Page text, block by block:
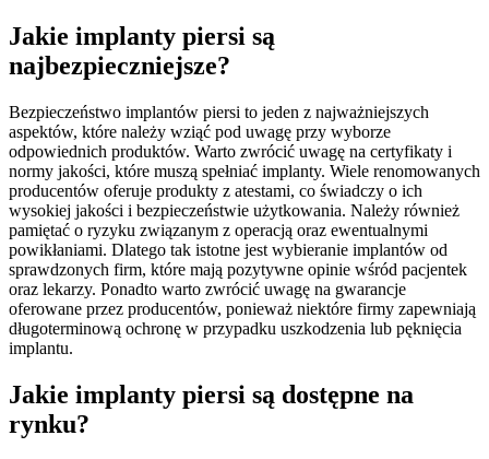
Jakie implanty piersi są
najbezpieczniejsze?
Bezpieczeństwo implantów piersi to jeden z najważniejszych
aspektów, które należy wziąć pod uwagę przy wyborze
odpowiednich produktów. Warto zwrócić uwagę na certyfikaty i
normy jakości, które muszą spełniać implanty. Wiele renomowanych
producentów oferuje produkty z atestami, co świadczy o ich
wysokiej jakości i bezpieczeństwie użytkowania. Należy również
pamiętać o ryzyku związanym z operacją oraz ewentualnymi
powikłaniami. Dlatego tak istotne jest wybieranie implantów od
sprawdzonych firm, które mają pozytywne opinie wśród pacjentek
oraz lekarzy. Ponadto warto zwrócić uwagę na gwarancje
oferowane przez producentów, ponieważ niektóre firmy zapewniają
długoterminową ochronę w przypadku uszkodzenia lub pęknięcia
implantu.
Jakie implanty piersi są dostępne na
rynku?